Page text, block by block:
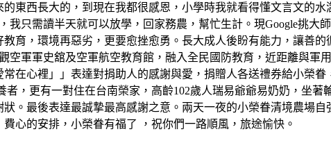
東西長大的，到現在我都很感恩，小學時我就看得懂文言文的
我只需讀半天就可以放學，回家務農，幫忙生計。現Google挑
育，環境再惡劣，更要愈挫愈勇。長大成人後盼有能力，讓善
空軍軍史舘及空軍航空教育館，融入全民國防教育，近距離與軍
在心裡」」表達對捐助人的感謝與愛，捐贈人各送禮券給小榮
，更有一對住在台南榮家，高齡102歲人瑞易爺爺易奶奶，坐
。最後表達最誠摯最高感謝之意。兩天一夜的小榮眷清境農場
心的安排，小榮眷有福了 ，祝你們一路順風，旅途愉快。